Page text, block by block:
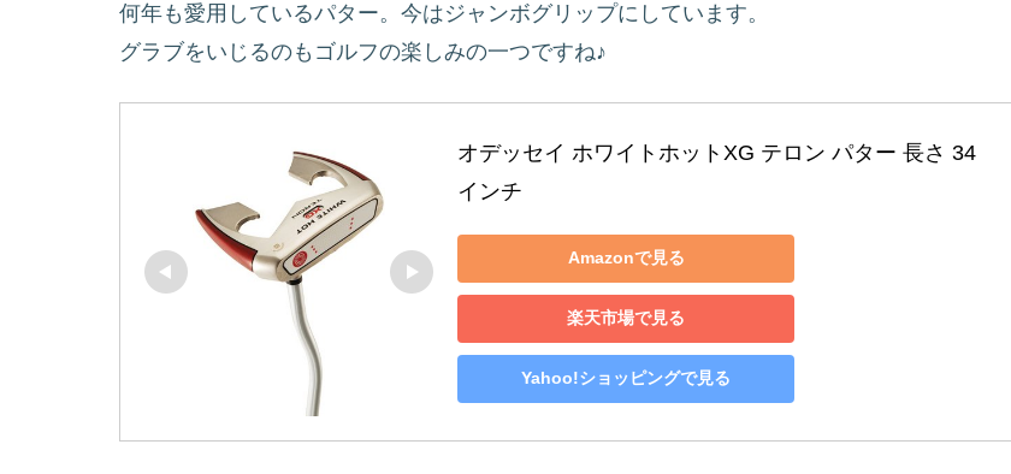
何年も愛用しているパター。今はジャンボグリップにしています。
グラブをいじるのもゴルフの楽しみの一つですね♪
オデッセイ ホワイトホットXG テロン パター 長さ 34
インチ
Amazonで見る
楽天市場で見る
Yahoo!ショッピングで見る